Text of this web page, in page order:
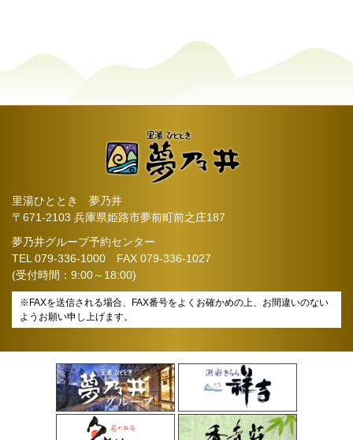
里湯ひととき 夢乃井
〒671-2103 兵庫県姫路市夢前町前之庄187
夢乃井グループ予約センター
TEL079-336-1000 FAX 079-336-1027
(受付時間：9:00～18:00)
※FAXを送信される場合、FAX番号をよくお確かめの上、お間違いのない
ようお願い申し上げます。